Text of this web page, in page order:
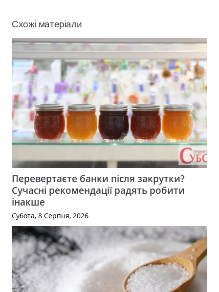
Схожі матеріали
Перевертаєте банки після закрутки?
Сучасні рекомендації радять робити
інакше
Субота, 8 Серпня, 2026